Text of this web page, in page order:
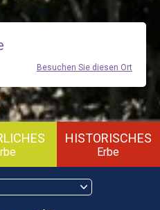
Besuchen Sie diesen Ort
HISTORISCHES
Erbe